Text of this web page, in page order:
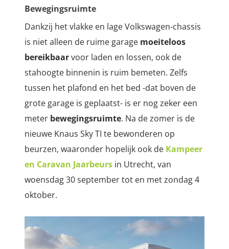
Bewegingsruimte
Dankzij het vlakke en lage Volkswagen-chassis
is niet alleen de ruime garage moeiteloos
bereikbaarvoor laden en lossen, ook de
stahoogte binnenin is ruim bemeten. Zelfs
tussen het plafond en het bed -dat boven de
grote garage is geplaatst- is er nog zeker een
meter bewegingsruimte. Na de zomer is de
nieuwe Knaus Sky TI te bewonderen op
beurzen, waaronder hopelijk ook de Kampeer
en Caravan Jaarbeurs in Utrecht, van
woensdag 30 september tot en met zondag 4
oktober.